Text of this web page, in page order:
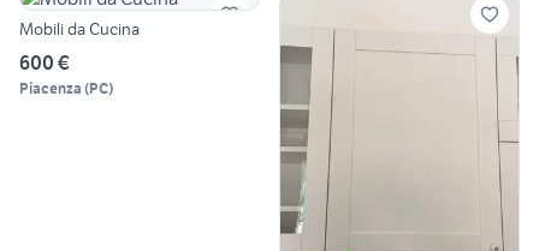
Mobili da Cucina
600 €
Piacenza (PC)